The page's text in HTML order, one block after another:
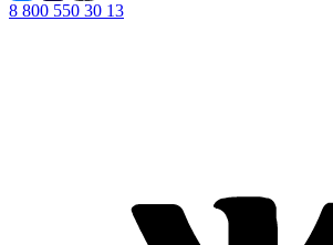
8 800 550 30 13